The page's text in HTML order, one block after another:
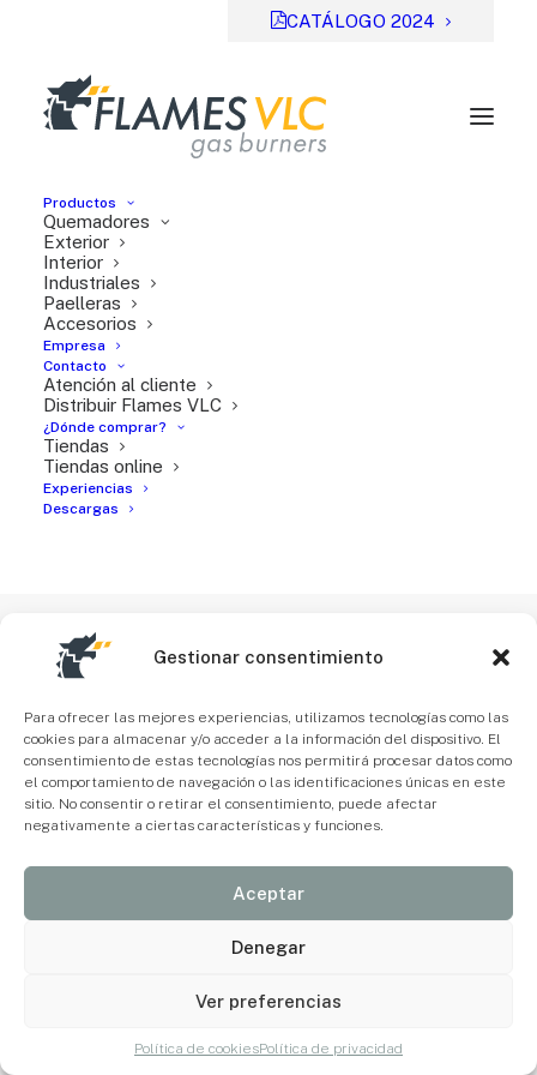
Gestionar consentimiento
Para ofrecer las mejores experiencias, utilizamos tecnologías como las
cookies para almacenar y/o acceder a la información del dispositivo. El
consentimiento de estas tecnologías nos permitirá procesar datos como
el comportamiento de navegación o las identificaciones únicas en este
sitio. No consentir o retirar el consentimiento, puede afectar
negativamente a ciertas características y funciones.
Aceptar
Denegar
Ver preferencias
Política de cookiesPolítica de privacidad
CATÁLOGO 2024
Productos
Quemadores
Exterior
Interior
Industriales
Paelleras
Accesorios
Empresa
Contacto
Atención al cliente
Distribuir Flames VLC
¿Dónde comprar?
Tiendas
Tiendas online
Experiencias
Descargas
File Type:
Categories:
Tags:ES